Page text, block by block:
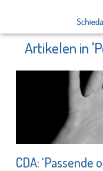
Artikelen in
CDA: